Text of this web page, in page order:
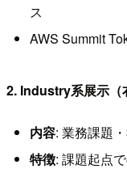
ス
AWS Summit
2. Industry系展示（
内容: 業務課題
特徴: 課題起点